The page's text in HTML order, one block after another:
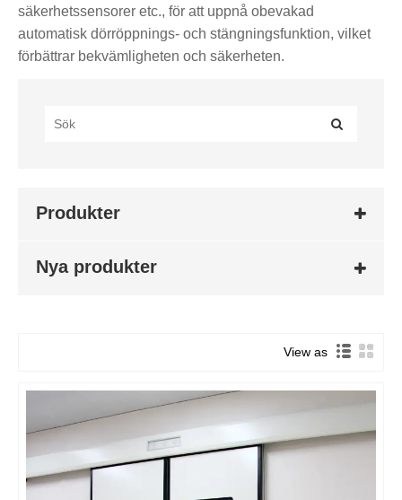
säkerhetssensorer etc., för att uppnå obevakad
automatisk dörröppnings- och stängningsfunktion, vilket
förbättrar bekvämligheten och säkerheten.
Produkter
Nya produkter
View as